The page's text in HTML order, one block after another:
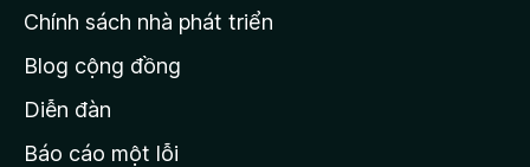
c
ủ
M
o
Chính sách nhà phát triển
Blog cộng đồng
Diễn đàn
Báo cáo một lỗi